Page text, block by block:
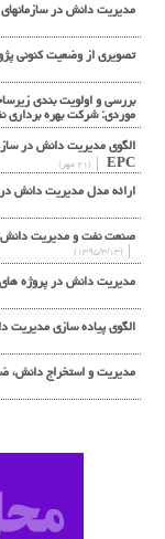
مدیریت دانش در
تصويري از وضعيت كنوني
بررسی و اولویت بندی
موردی: شرکت بهره برداری
الگوی مدیریت دانش در
EPC
(۲۱ مهر)
ارائه مدل مدیریت دانش
صنعت نفت و مدیریت دانش:
(۱۳۹۵/۳/۱۳)
مدیریت دانش در پروژه
الگوی پیاده سازی مدیریت
مدیریت و استخراج دانش،